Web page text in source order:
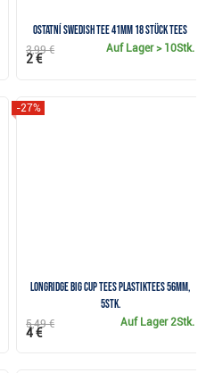
Ostatní Swedish Tee 41mm 18 Stück Tees
Auf Lager> 10Stk.
3,99 €
2 €
Longridge Big Cup Tees Plastiktees 56mm,
5Stk.
-27%
Auf Lager 2Stk.
5,49 €
4 €